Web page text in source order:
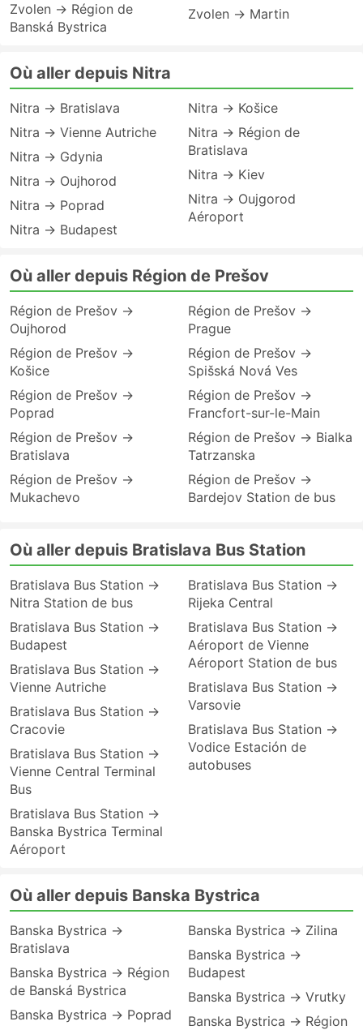
Zvolen → Région de
Banská Bystrica
Zvolen → Martin
Où aller depuis Nitra
Nitra → Bratislava
Nitra → Vienne Autriche
Nitra → Gdynia
Nitra → Oujhorod
Nitra → Poprad
Nitra → Budapest
Nitra → Košice
Nitra → Région de
Bratislava
Nitra → Kiev
Nitra → Oujgorod
Aéroport
Où aller depuis Région de Prešov
Région de Prešov →
Oujhorod
Région de Prešov →
Košice
Région de Prešov →
Poprad
Région de Prešov →
Bratislava
Région de Prešov →
Mukachevo
Région de Prešov →
Prague
Région de Prešov →
Spišská Nová Ves
Région de Prešov →
Francfort-sur-le-Main
Région de Prešov → Bialka
Tatrzanska
Région de Prešov →
Bardejov Station de bus
Où aller depuis Bratislava Bus Station
Bratislava Bus Station →
Nitra Station de bus
Bratislava Bus Station →
Budapest
Bratislava Bus Station →
Vienne Autriche
Bratislava Bus Station →
Cracovie
Bratislava Bus Station →
Vienne Central Terminal
Bus
Bratislava Bus Station →
Banska Bystrica Terminal
Aéroport
Bratislava Bus Station →
Rijeka Central
Bratislava Bus Station →
Aéroport de Vienne
Aéroport Station de bus
Bratislava Bus Station →
Varsovie
Bratislava Bus Station →
Vodice Estación de
autobuses
Où aller depuis Banska Bystrica
Banska Bystrica →
Bratislava
Banska Bystrica → Région
de Banská Bystrica
Banska Bystrica → Poprad
Banska Bystrica → Zilina
Banska Bystrica →
Budapest
Banska Bystrica → Vrutky
Banska Bystrica → Région